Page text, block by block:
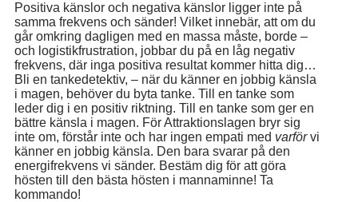
Positiva känslor och negativa känslor ligger inte på
samma frekvens och sänder! Vilket innebär, att om du
går omkring dagligen med en massa måste, borde –
och logistikfrustration, jobbar du på en låg negativ
frekvens, där inga positiva resultat kommer hitta dig…
Bli en tankedetektiv, – när du känner en jobbig känsla
i magen, behöver du byta tanke. Till en tanke som
leder dig i en positiv riktning. Till en tanke som ger en
bättre känsla i magen. För Attraktionslagen bryr sig
inte om, förstår inte och har ingen empati med varförvi
känner en jobbig känsla. Den bara svarar på den
energifrekvens vi sänder. Bestäm dig för att göra
hösten till den bästa hösten i mannaminne! Ta
kommando!